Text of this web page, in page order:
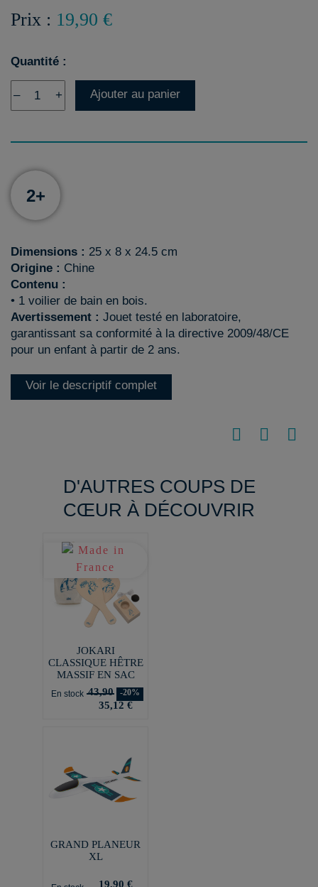
Prix : 19,90 €
Quantité :
– + Ajouter au panier
2+
Dimensions : 25 x 8 x 24.5 cm
Origine : Chine
Contenu :
• 1 voilier de bain en bois.
Avertissement : Jouet testé en laboratoire,
garantissant sa conformité à la directive 2009/48/CE
pour un enfant à partir de 2 ans.
Voir le descriptif complet
D'AUTRES COUPS DE
CŒUR À DÉCOUVRIR
JOKARI
CLASSIQUE HÊTRE
MASSIF EN SAC
En stock 43,90 -20%
35,12 €
GRAND PLANEUR
XL
19,90 €